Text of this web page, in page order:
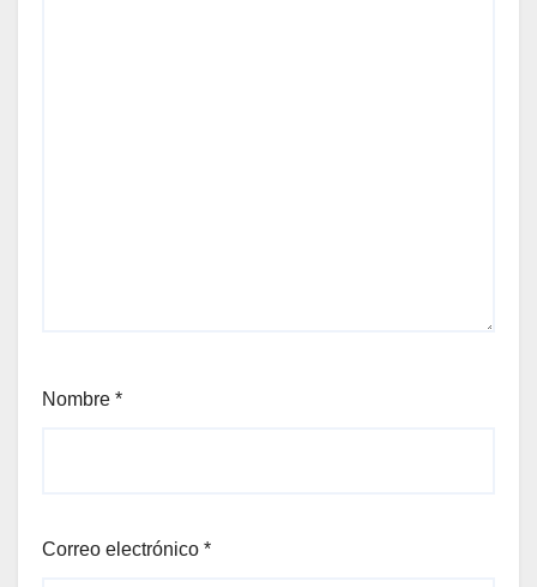
Nombre *
Correo electrónico *